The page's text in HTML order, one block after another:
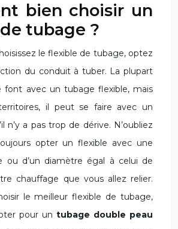
bien choisir un
tubage ?
le flexible de tubage, optez
du conduit à tuber. La plupart
font avec un tubage flexible, mais
il peut se faire avec un
n’y a pas trop de dérive. N’oubliez
opter un flexible avec une
ou d’un diamètre égal à celui de
chauffage que vous allez relier.
le meilleur flexible de tubage,
pour un tubage double peau